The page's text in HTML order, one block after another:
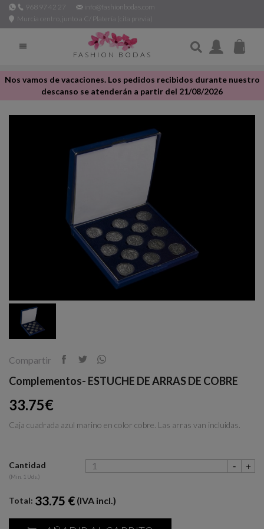
968 97 42 27
info@fashionbodas.com
Murcia centro, junto a C/ Platería (cita previa)

FASHION BODAS
Nos vamos de vacaciones. Los pedidos recibidos durante nuestro
descanso se atenderán a partir del 21/08/2026
Compartir
Complementos- ESTUCHE DE ARRAS DE COBRE
33.75€
Caja cuadrada azul marino en color cobre. Las arras van incluidas.
Cantidad
(Min. 1 Uds.)
Total: 33.75 € (IVA incl.)